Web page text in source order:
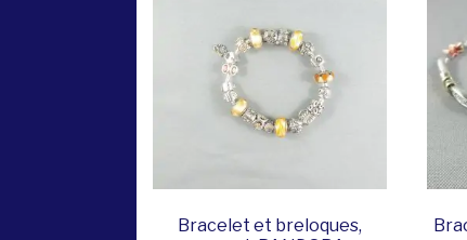
Bracelet et breloques,